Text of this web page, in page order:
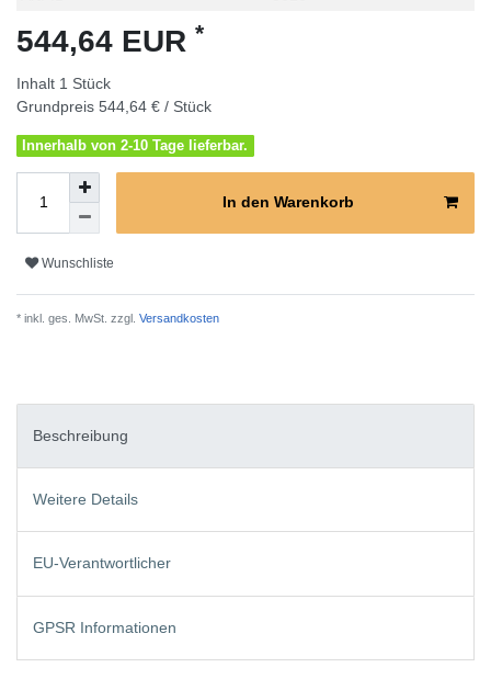
544,64 EUR *
Inhalt 1 Stück
Grundpreis 544,64 € / Stück
Innerhalb von 2-10 Tage lieferbar.
In den Warenkorb
Wunschliste
* inkl. ges. MwSt. zzgl. Versandkosten
Beschreibung
Weitere Details
EU-Verantwortlicher
GPSR Informationen